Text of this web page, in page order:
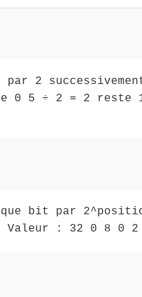
2
0 5 ÷ 2 = 2 reste
bit par
: 32 0 8 0 2